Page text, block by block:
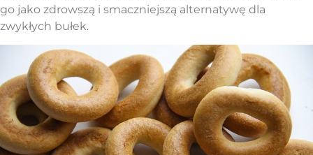
go jako zdrowszą i smaczniejszą alternatywę dla
zwykłych bułek.